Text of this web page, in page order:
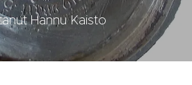
Hannu Kaisto